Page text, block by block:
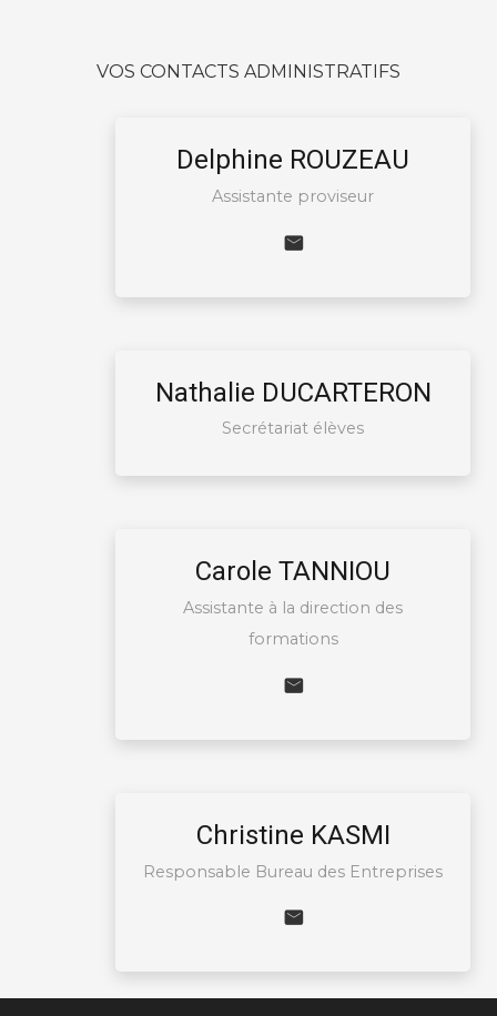
VOS CONTACTS ADMINISTRATIFS
Delphine ROUZEAU
Assistante proviseur
Nathalie DUCARTERON
Secrétariat élèves
Carole TANNIOU
Assistante à la direction des
formations
Christine KASMI
Responsable Bureau des Entreprises